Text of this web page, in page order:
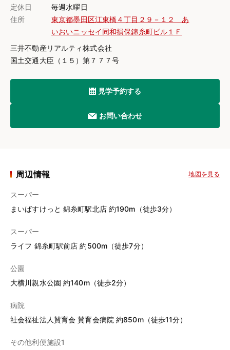
定休日
毎週水曜日
住所
東京都墨田区江東橋４丁目２９－１２ あ
いおいニッセイ同和損保錦糸町ビル１Ｆ
三井不動産リアルティ株式会社
国土交通大臣（１５）第７７７号
見学予約する
お問い合わせ
周辺情報 地図を見る
スーパー
まいばすけっと 錦糸町駅北店 約190m（徒歩3分）
スーパー
ライフ 錦糸町駅前店 約500m（徒歩7分）
公園
大横川親水公園 約140m（徒歩2分）
病院
社会福祉法人賛育会 賛育会病院 約850m（徒歩11分）
その他利便施設1